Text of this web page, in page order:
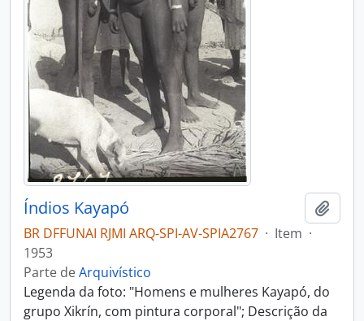
Índios Kayapó
BR DFFUNAI RJMI ARQ-SPI-AV-SPIA2767 · Item ·
1953
Parte deArquivístico
Legenda da foto: "Homens e mulheres Kayapó, do
grupo Xikrín, com pintura corporal"; Descrição da